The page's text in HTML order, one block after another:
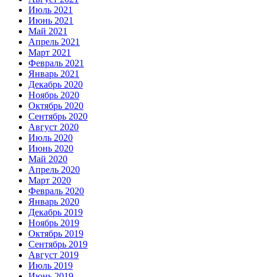
Июль 2021
Июнь 2021
Май 2021
Апрель 2021
Март 2021
Февраль 2021
Январь 2021
Декабрь 2020
Ноябрь 2020
Октябрь 2020
Сентябрь 2020
Август 2020
Июль 2020
Июнь 2020
Май 2020
Апрель 2020
Март 2020
Февраль 2020
Январь 2020
Декабрь 2019
Ноябрь 2019
Октябрь 2019
Сентябрь 2019
Август 2019
Июль 2019